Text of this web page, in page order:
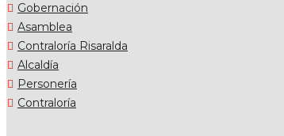
Gobernación
Asamblea
Contraloría Risaralda
Alcaldía
Personería
Contraloría